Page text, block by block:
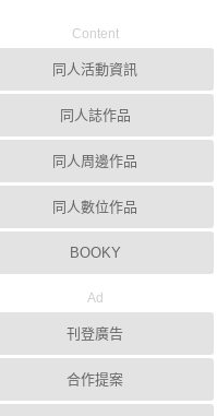
Content
同人活動資訊
同人誌作品
同人周邊作品
同人數位作品
BOOKY
Ad
刊登廣告
合作提案